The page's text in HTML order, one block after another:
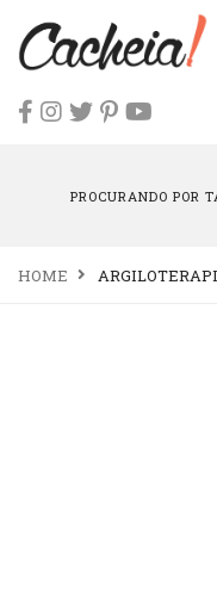
PROCURANDO POR
HOME